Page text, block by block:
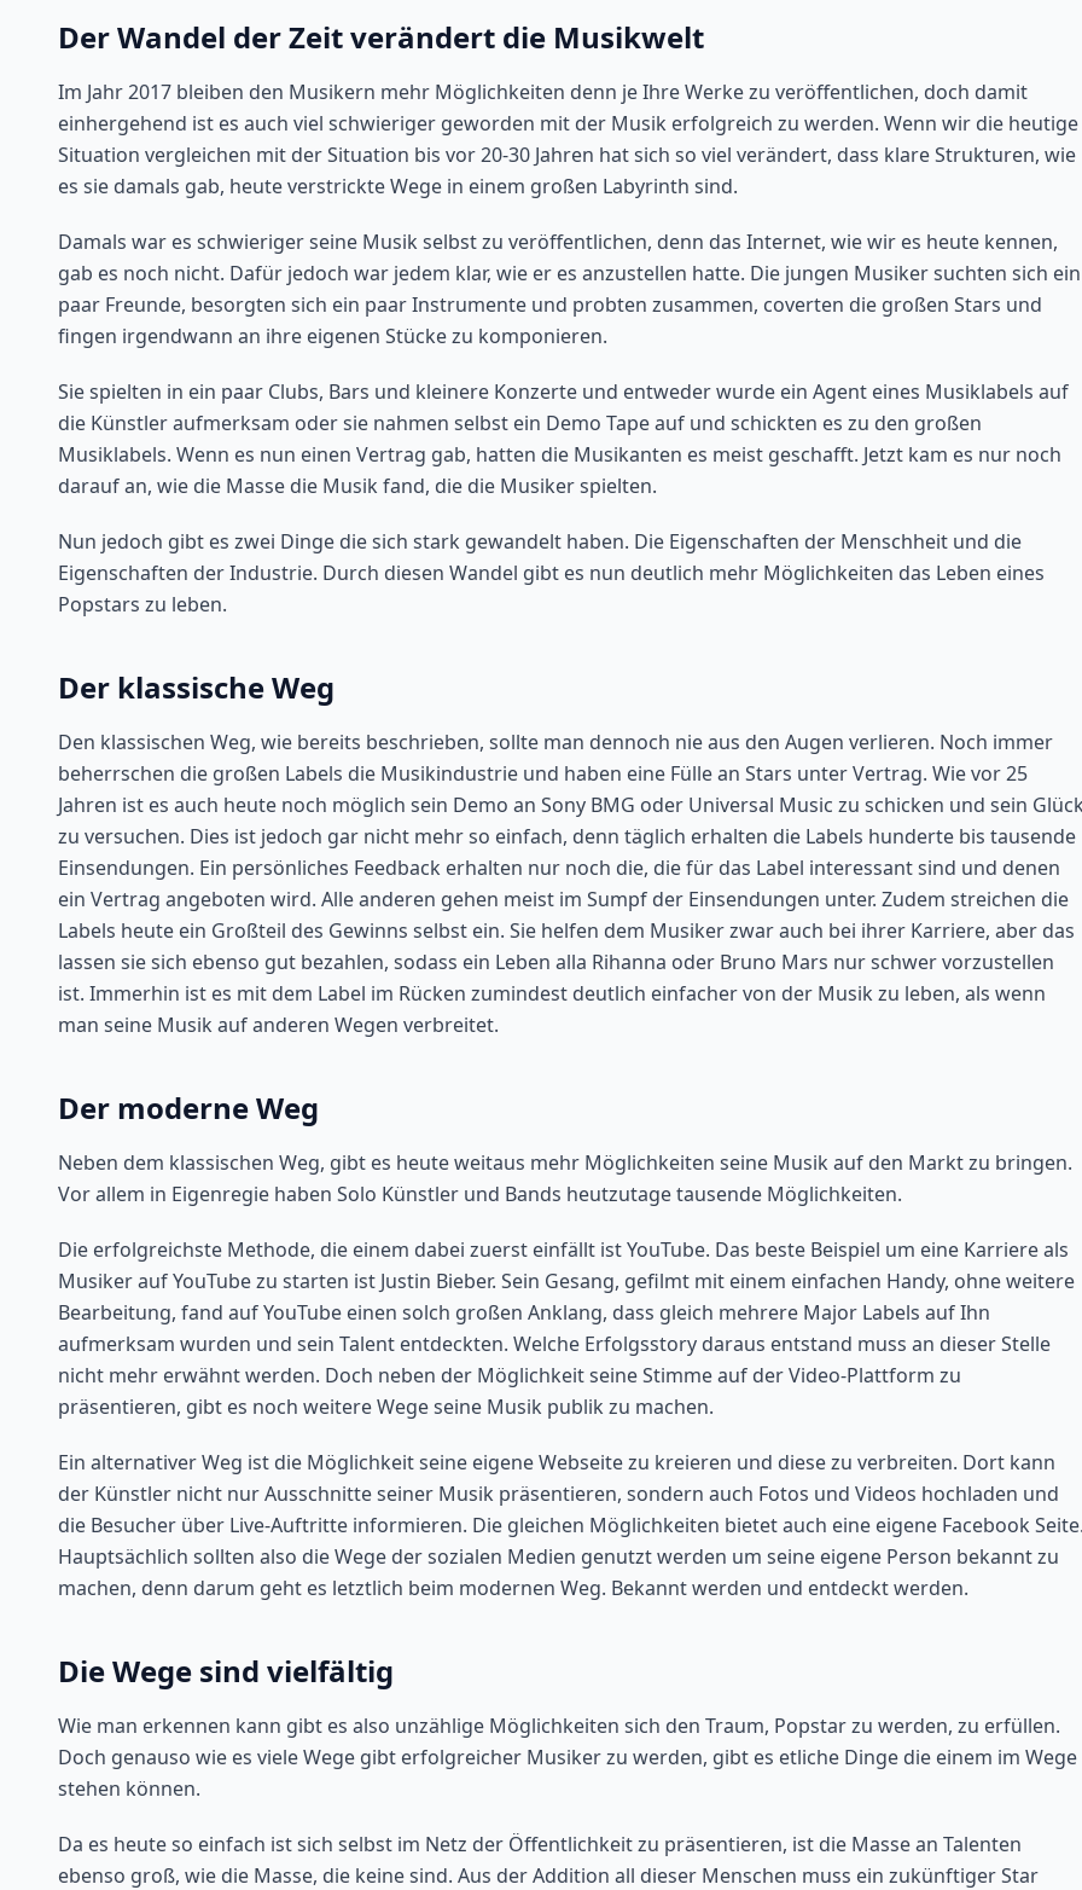
Der Wandel der Zeit verändert die Musikwelt
Im Jahr 2017 bleiben den Musikern mehr Möglichkeiten denn je Ihre Werke zu veröffentlichen, doch damit
einhergehend ist es auch viel schwieriger geworden mit der Musik erfolgreich zu werden. Wenn wir die heutige
Situation vergleichen mit der Situation bis vor 20-30 Jahren hat sich so viel verändert, dass klare Strukturen, wie
es sie damals gab, heute verstrickte Wege in einem großen Labyrinth sind.
Damals war es schwieriger seine Musik selbst zu veröffentlichen, denn das Internet, wie wir es heute kennen,
gab es noch nicht. Dafür jedoch war jedem klar, wie er es anzustellen hatte. Die jungen Musiker suchten sich ein
paar Freunde, besorgten sich ein paar Instrumente und probten zusammen, coverten die großen Stars und
fingen irgendwann an ihre eigenen Stücke zu komponieren.
Sie spielten in ein paar Clubs, Bars und kleinere Konzerte und entweder wurde ein Agent eines Musiklabels auf
die Künstler aufmerksam oder sie nahmen selbst ein Demo Tape auf und schickten es zu den großen
Musiklabels. Wenn es nun einen Vertrag gab, hatten die Musikanten es meist geschafft. Jetzt kam es nur noch
darauf an, wie die Masse die Musik fand, die die Musiker spielten.
Nun jedoch gibt es zwei Dinge die sich stark gewandelt haben. Die Eigenschaften der Menschheit und die
Eigenschaften der Industrie. Durch diesen Wandel gibt es nun deutlich mehr Möglichkeiten das Leben eines
Popstars zu leben.
Der klassische Weg
Den klassischen Weg, wie bereits beschrieben, sollte man dennoch nie aus den Augen verlieren. Noch immer
beherrschen die großen Labels die Musikindustrie und haben eine Fülle an Stars unter Vertrag. Wie vor 25
Jahren ist es auch heute noch möglich sein Demo an Sony BMG oder Universal Music zu schicken und sein
zu versuchen. Dies ist jedoch gar nicht mehr so einfach, denn täglich erhalten die Labels hunderte bis tausende
Einsendungen. Ein persönliches Feedback erhalten nur noch die, die für das Label interessant sind und denen
ein Vertrag angeboten wird. Alle anderen gehen meist im Sumpf der Einsendungen unter. Zudem streichen die
Labels heute ein Großteil des Gewinns selbst ein. Sie helfen dem Musiker zwar auch bei ihrer Karriere, aber das
lassen sie sich ebenso gut bezahlen, sodass ein Leben alla Rihanna oder Bruno Mars nur schwer vorzustellen
ist. Immerhin ist es mit dem Label im Rücken zumindest deutlich einfacher von der Musik zu leben, als wenn
man seine Musik auf anderen Wegen verbreitet.
Der moderne Weg
Neben dem klassischen Weg, gibt es heute weitaus mehr Möglichkeiten seine Musik auf den Markt zu bringen.
Vor allem in Eigenregie haben Solo Künstler und Bands heutzutage tausende Möglichkeiten.
Die erfolgreichste Methode, die einem dabei zuerst einfällt ist YouTube. Das beste Beispiel um eine Karriere als
Musiker auf YouTube zu starten ist Justin Bieber. Sein Gesang, gefilmt mit einem einfachen Handy, ohne weitere
Bearbeitung, fand auf YouTube einen solch großen Anklang, dass gleich mehrere Major Labels auf Ihn
aufmerksam wurden und sein Talent entdeckten. Welche Erfolgsstory daraus entstand muss an dieser Stelle
nicht mehr erwähnt werden. Doch neben der Möglichkeit seine Stimme auf der Video-Plattform zu
präsentieren, gibt es noch weitere Wege seine Musik publik zu machen.
Ein alternativer Weg ist die Möglichkeit seine eigene Webseite zu kreieren und diese zu verbreiten. Dort kann
der Künstler nicht nur Ausschnitte seiner Musik präsentieren, sondern auch Fotos und Videos hochladen und
die Besucher über Live-Auftritte informieren. Die gleichen Möglichkeiten bietet auch eine eigene Facebook
Hauptsächlich sollten also die Wege der sozialen Medien genutzt werden um seine eigene Person bekannt zu
machen, denn darum geht es letztlich beim modernen Weg. Bekannt werden und entdeckt werden.
Die Wege sind vielfältig
Wie man erkennen kann gibt es also unzählige Möglichkeiten sich den Traum, Popstar zu werden, zu erfüllen.
Doch genauso wie es viele Wege gibt erfolgreicher Musiker zu werden, gibt es etliche Dinge die einem im Wege
stehen können.
Da es heute so einfach ist sich selbst im Netz der Öffentlichkeit zu präsentieren, ist die Masse an Talenten
ebenso groß, wie die Masse, die keine sind. Aus der Addition all dieser Menschen muss ein zukünftiger Star